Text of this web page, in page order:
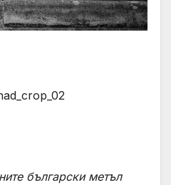
български метъл